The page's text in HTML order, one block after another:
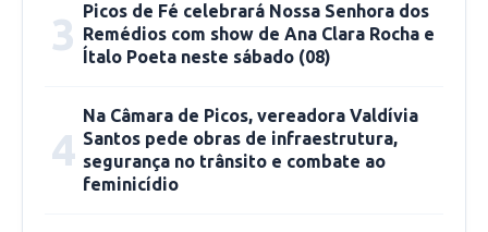
3 Picos de Fé celebrará Nossa Senhora dos
Remédios com show de Ana Clara Rocha e
Ítalo Poeta neste sábado (08)
4
Na Câmara de Picos, vereadora Valdívia
Santos pede obras de infraestrutura,
segurança no trânsito e combate ao
feminicídio